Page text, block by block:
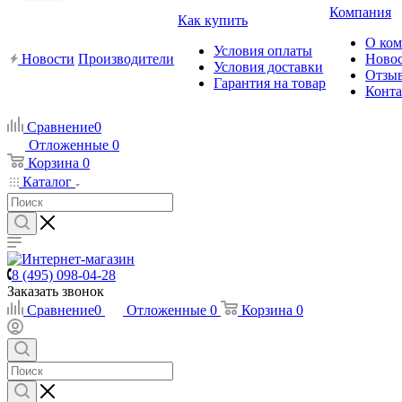
Новости Производители
Как купить
Условия оплаты
Условия доставки
Гарантия на товар
Компания
О
Сравнение0
Отложенные 0
Корзина 0
Каталог
8 (495) 098-04-28
Заказать звонок
Сравнение0 Отложенные 0 Корзина 0